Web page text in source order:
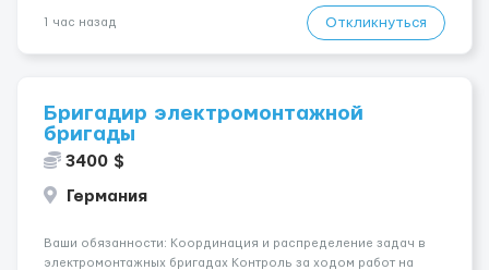
1 час назад Откликнуться
Бригадир электромонтажной
бригады
3400 $
Германия
Ваши обязанности: Координация и распределение задач в
электромонтажных бригадах Контроль за ходом работ на